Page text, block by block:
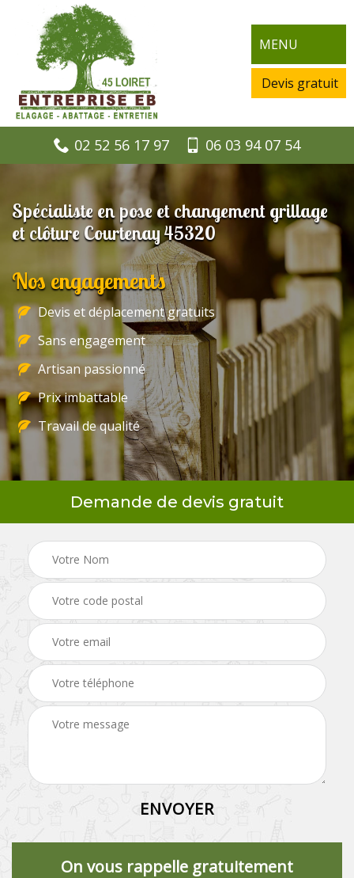
MENU
Devis gratuit
02 52 56 17 97 06 03 94 07 54
Spécialiste en pose et changement grillage
et clôture Courtenay 45320
Nos engagements
Devis et déplacement gratuits
Sans engagement
Artisan passionné
Prix imbattable
Travail de qualité
Demande de devis gratuit
On vous rappelle gratuitement